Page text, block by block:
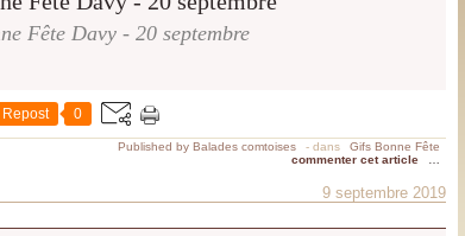
Fête Davy - 20 septembre
Repost 0
Published by Balades comtoises - dans
Gifs Bonne Fête
commenter cet article
9 septembre 2019